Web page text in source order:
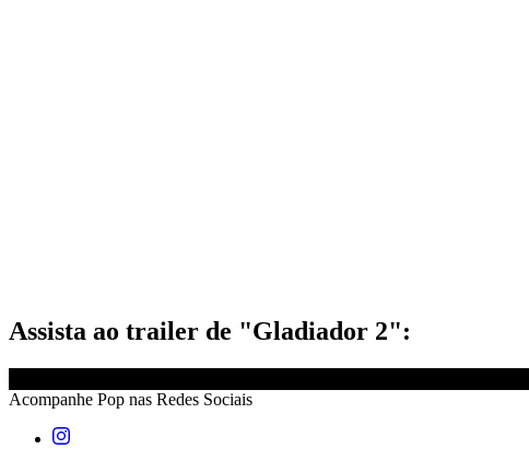
Assista ao trailer de "Gladiador 2":
Acompanhe Pop nas Redes Sociais